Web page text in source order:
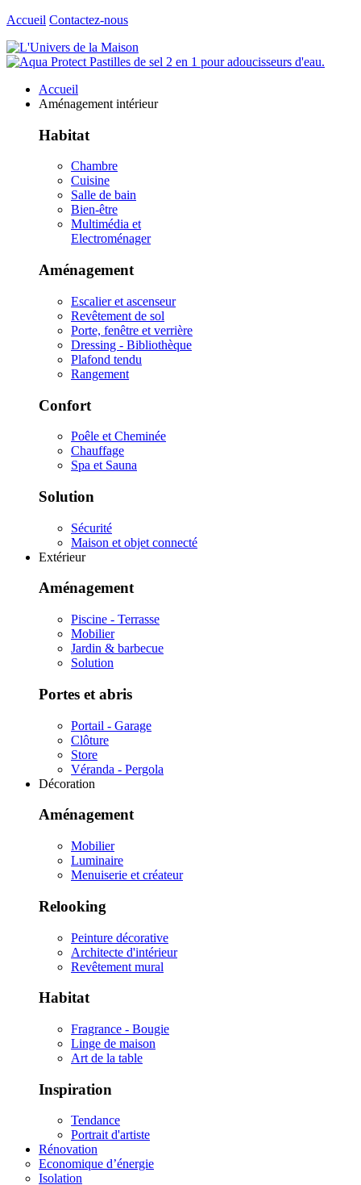
Accueil Contactez-nous
Accueil
Aménagement intérieur
Habitat
Chambre
Cuisine
Salle de bain
Bien-être
Multimédia et
Electroménager
Aménagement
Escalier et ascenseur
Revêtement de sol
Porte, fenêtre et verrière
Dressing - Bibliothèque
Plafond tendu
Rangement
Confort
Poêle et Cheminée
Chauffage
Spa et Sauna
Solution
Sécurité
Maison et objet connecté
Extérieur
Aménagement
Piscine - Terrasse
Mobilier
Jardin & barbecue
Solution
Portes et abris
Portail - Garage
Clôture
Store
Véranda - Pergola
Décoration
Aménagement
Mobilier
Luminaire
Menuiserie et créateur
Relooking
Peinture décorative
Architecte d'intérieur
Revêtement mural
Habitat
Fragrance - Bougie
Linge de maison
Art de la table
Inspiration
Tendance
Portrait d'artiste
Rénovation
Economique d’énergie
Isolation